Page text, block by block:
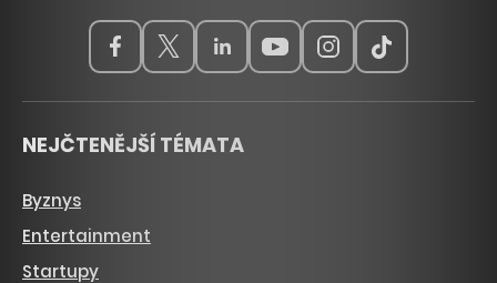
NEJČTENĚJŠÍ TÉMATA
Byznys
Entertainment
Startupy